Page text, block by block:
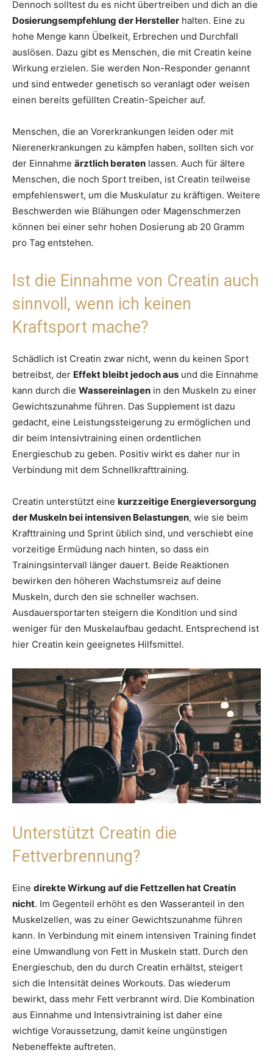
Dennoch solltest du es nicht übertreiben und dich an die
Dosierungsempfehlung der Hersteller halten. Eine zu
hohe Menge kann Übelkeit, Erbrechen und Durchfall
auslösen. Dazu gibt es Menschen, die mit Creatin keine
Wirkung erzielen. Sie werden Non-Responder genannt
und sind entweder genetisch so veranlagt oder weisen
einen bereits gefüllten Creatin-Speicher auf.
Menschen, die an Vorerkrankungen leiden oder mit
Nierenerkrankungen zu kämpfen haben, sollten sich vor
der Einnahme ärztlich beraten lassen. Auch für ältere
Menschen, die noch Sport treiben, ist Creatin teilweise
empfehlenswert, um die Muskulatur zu kräftigen. Weitere
Beschwerden wie Blähungen oder Magenschmerzen
können bei einer sehr hohen Dosierung ab 20 Gramm
pro Tag entstehen.
Ist die Einnahme von Creatin auch
sinnvoll, wenn ich keinen
Kraftsport mache?
Schädlich ist Creatin zwar nicht, wenn du keinen Sport
betreibst, der Effekt bleibt jedoch aus und die Einnahme
kann durch die Wassereinlagen in den Muskeln zu einer
Gewichtszunahme führen. Das Supplement ist dazu
gedacht, eine Leistungssteigerung zu ermöglichen und
dir beim Intensivtraining einen ordentlichen
Energieschub zu geben. Positiv wirkt es daher nur in
Verbindung mit dem Schnellkrafttraining.
Creatin unterstützt eine kurzzeitige Energieversorgung
der Muskeln bei intensiven Belastungen, wie sie beim
Krafttraining und Sprint üblich sind, und verschiebt eine
vorzeitige Ermüdung nach hinten, so dass ein
Trainingsintervall länger dauert. Beide Reaktionen
bewirken den höheren Wachstumsreiz auf deine
Muskeln, durch den sie schneller wachsen.
Ausdauersportarten steigern die Kondition und sind
weniger für den Muskelaufbau gedacht. Entsprechend ist
hier Creatin kein geeignetes Hilfsmittel.
Unterstützt Creatin die
Fettverbrennung?
Eine direkte Wirkung auf die Fettzellen hat Creatin
nicht. Im Gegenteil erhöht es den Wasseranteil in den
Muskelzellen, was zu einer Gewichtszunahme führen
kann. In Verbindung mit einem intensiven Training findet
eine Umwandlung von Fett in Muskeln statt. Durch den
Energieschub, den du durch Creatin erhältst, steigert
sich die Intensität deines Workouts. Das wiederum
bewirkt, dass mehr Fett verbrannt wird. Die Kombination
aus Einnahme und Intensivtraining ist daher eine
wichtige Voraussetzung, damit keine ungünstigen
Nebeneffekte auftreten.